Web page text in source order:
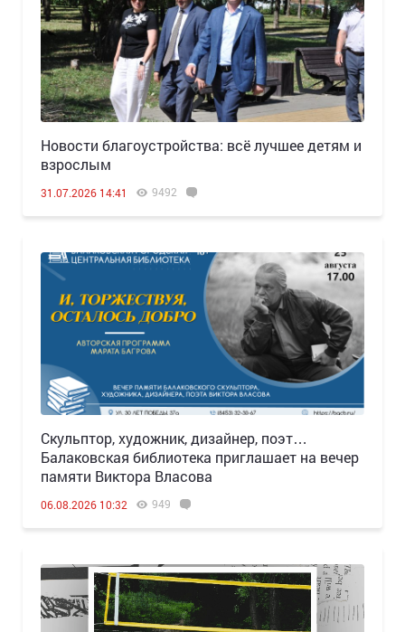
Новости благоустройства: всё лучшее детям и
взрослым
31.07.2026 14:41 9492
Скульптор, художник, дизайнер, поэт…
Балаковская библиотека приглашает на вечер
памяти Виктора Власова
06.08.2026 10:32 949